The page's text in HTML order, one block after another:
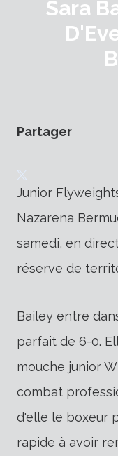
Sara
Partager
Junior
Nazarena
samedi, en
réserve de
Bailey entre
parfait de 6-0.
mouche junior
combat
d'elle le boxeur
rapide à avoir